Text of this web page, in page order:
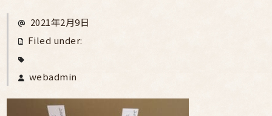
2021年2月9日
Filed under:
webadmin